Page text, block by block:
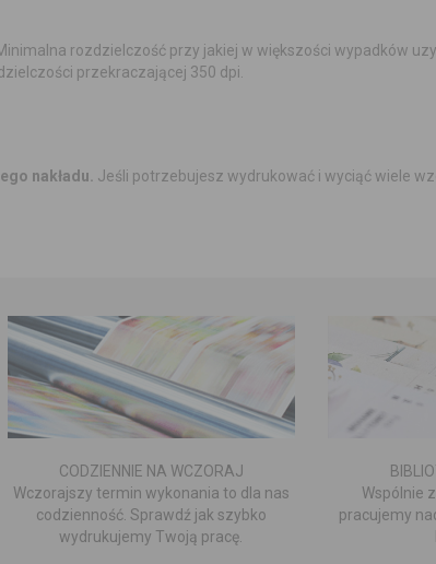
rozdzielczość przy jakiej w większości wypadków
przekraczającej 350 dpi.
nakładu. Jeśli potrzebujesz wydrukować i wyciąć wiele
CODZIENNIE NA WCZORAJ
Wczorajszy termin wykonania to dla nas
codzienność. Sprawdź jak szybko
wydrukujemy Twoją pracę.
Wspólnie
pracujemy